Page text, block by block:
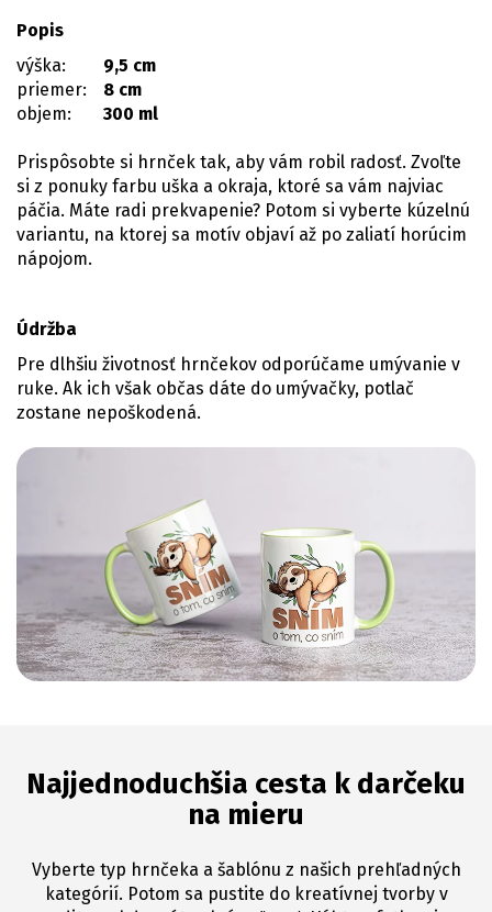
Popis
výška:
9,5 cm
priemer:
8 cm
objem:
300 ml
Prispôsobte si hrnček tak, aby vám robil radosť. Zvoľte
si z ponuky farbu uška a okraja, ktoré sa vám najviac
páčia. Máte radi prekvapenie? Potom si vyberte kúzelnú
variantu, na ktorej sa motív objaví až po zaliatí horúcim
nápojom.
Údržba
Pre dlhšiu životnosť hrnčekov odporúčame umývanie v
ruke. Ak ich však občas dáte do umývačky, potlač
zostane nepoškodená.
Najjednoduchšia cesta k darčeku
na mieru
Vyberte typ hrnčeka a šablónu z našich prehľadných
kategórií. Potom sa pustite do kreatívnej tvorby v